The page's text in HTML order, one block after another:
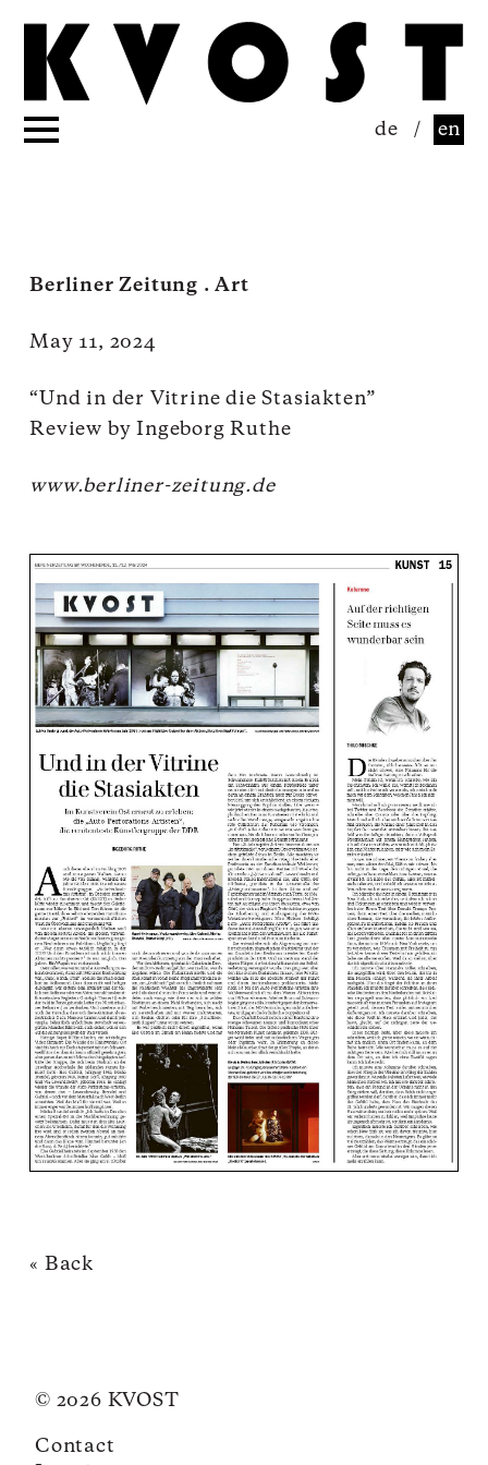
de / en
Berliner Zeitung . Art
May 11, 2024
“Und in der Vitrine die Stasiakten”
Review by Ingeborg Ruthe
www.berliner-zeitung.de
« Back
© 2026 KVOST
Contact